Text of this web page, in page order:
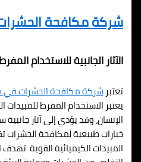
شركة مكافحة
الآثار الجانبية للاستخدام
تعتبرشركة مكافحة الحشرات في
يعتبر الاستخدام المفرط للمبيدات
الإنسان، وقد يؤدي إلى آثار
خيارات طبيعية لمكافحة الحشرات
المبيدات الكيميائية القوية.